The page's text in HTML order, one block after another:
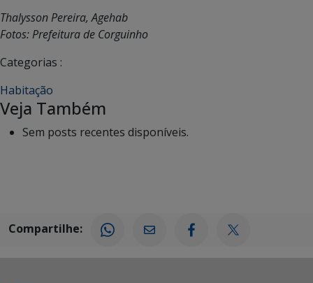
Thalysson Pereira, Agehab
Fotos: Prefeitura de Corguinho
Categorias :
Habitação
Veja Também
Sem posts recentes disponíveis.
Compartilhe: